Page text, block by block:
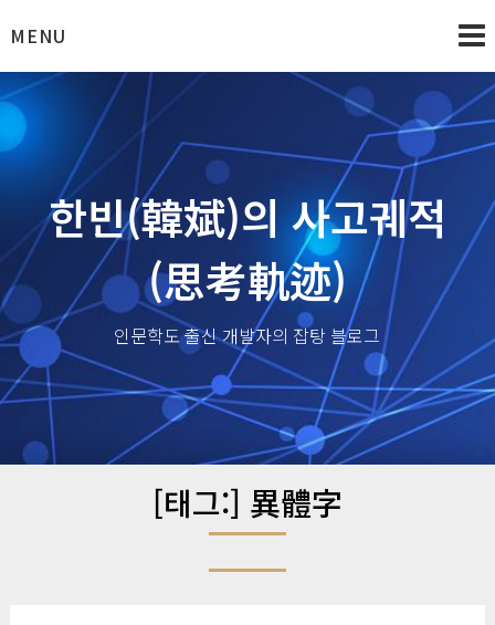
toMENU
한빈(韓斌)의 사고궤적
(思考軌迹)
인문학도 출신 개발자의 잡탕 블로그
[태그:] 異體字